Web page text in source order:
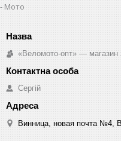
Мото
«Веломото-опт» — магазин
Сергій
Винница, новая почта №4,